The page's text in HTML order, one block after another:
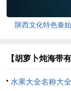
陕西文化特色秦
【胡萝卜炖海带
水果大全名称大全